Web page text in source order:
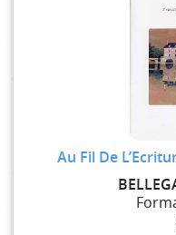
Au Fil De